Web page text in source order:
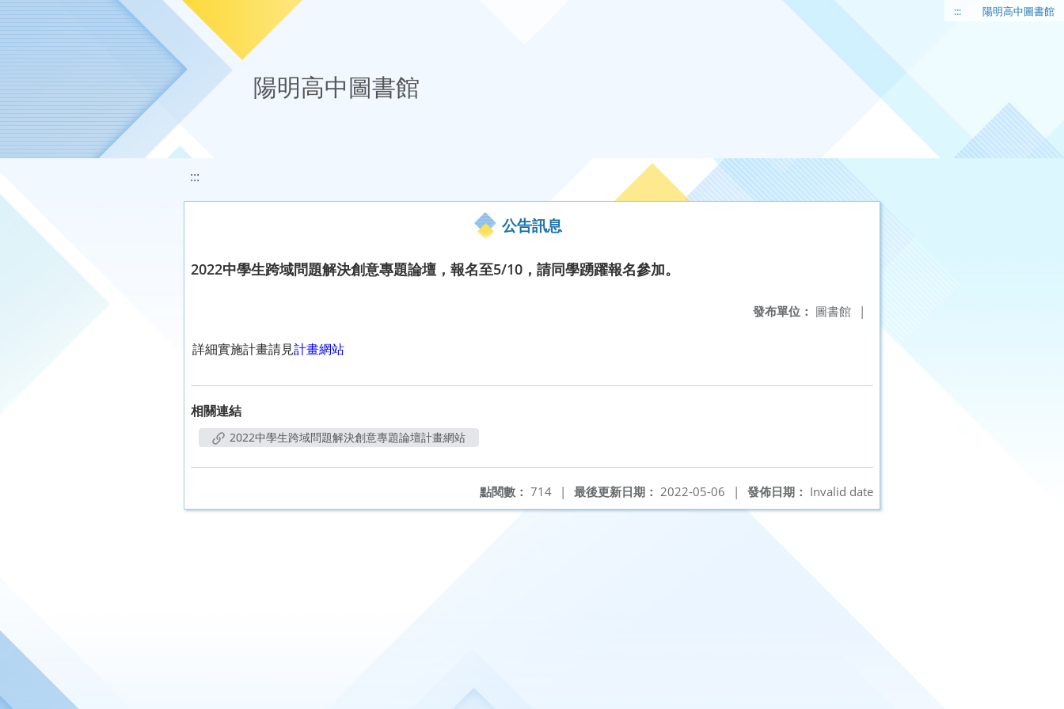
移至網頁之主要內容區位置 ::: 陽明高中圖書館
陽明高中圖書館
:::
公告訊息
2022中學生跨域問題解決創意專題論壇，報名至5/10，請同學踴躍報名參加。
發布單位： 圖書館 |
詳細實施計畫請見計畫網站
相關連結
2022中學生跨域問題解決創意專題論壇計畫網站
發佈日期： Invalid date
最後更新日期： 2022-05-06 |
點閱數： 714 |